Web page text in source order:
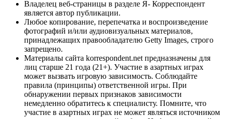
Владелец веб-страницы в разделе Я- Корреспондент
является автор публикации.
Любое копирование, перепечатка и воспроизведение
фотографий и/или аудиовизуальных материалов,
принадлежащих правообладателю Getty Images, строго
запрещено.
Материалы сайта korrespondent.net предназначены для
лиц старше 21 года (21+). Участие в азартных играх
может вызвать игровую зависимость. Соблюдайте
правила (принципы) ответственной игры. При
обнаружении первых признаков зависимости
немедленно обратитесь к специалисту. Помните, что
участие в азартных играх не может являться источником